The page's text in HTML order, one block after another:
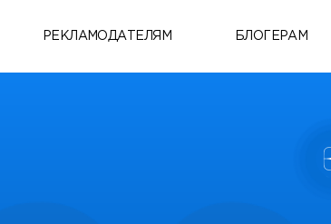
РЕКЛАМОДАТЕЛЯМ БЛОГЕРАМ